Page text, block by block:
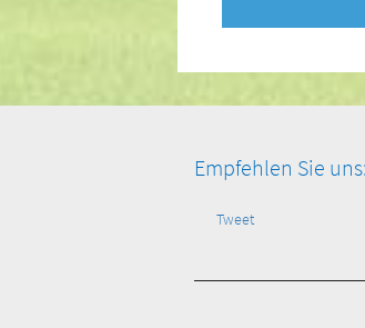
Empfehlen Sie uns:
Tweet